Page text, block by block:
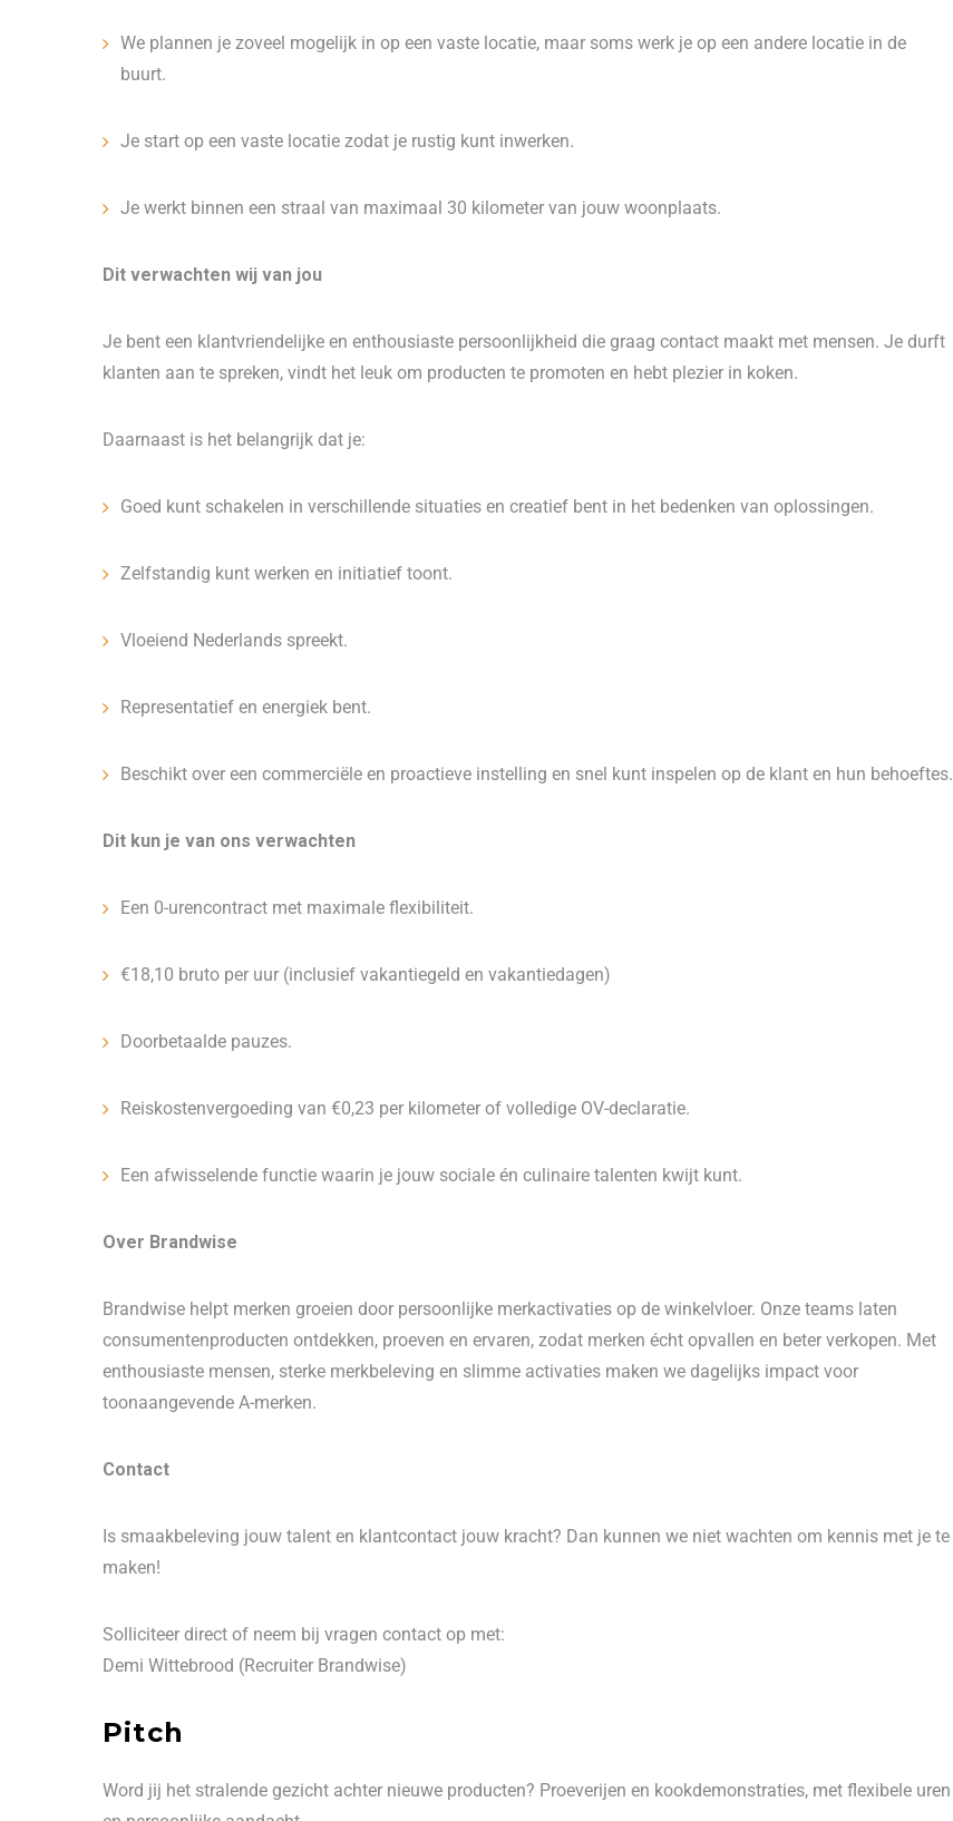
We plannen je zoveel mogelijk in op een vaste locatie, maar soms werk je op een andere locatie in de
buurt.
Je start op een vaste locatie zodat je rustig kunt inwerken.
Je werkt binnen een straal van maximaal 30 kilometer van jouw woonplaats.
Dit verwachten wij van jou
Je bent een klantvriendelijke en enthousiaste persoonlijkheid die graag contact maakt met mensen. Je durft
klanten aan te spreken, vindt het leuk om producten te promoten en hebt plezier in koken.
Daarnaast is het belangrijk dat je:
Goed kunt schakelen in verschillende situaties en creatief bent in het bedenken van oplossingen.
Zelfstandig kunt werken en initiatief toont.
Vloeiend Nederlands spreekt.
Representatief en energiek bent.
Beschikt over een commerciële en proactieve instelling en snel kunt inspelen op de klant en hun behoeftes.
Dit kun je van ons verwachten
Een 0-urencontract met maximale flexibiliteit.
€18,10 bruto per uur (inclusief vakantiegeld en vakantiedagen)
Doorbetaalde pauzes.
Reiskostenvergoeding van €0,23 per kilometer of volledige OV-declaratie.
Een afwisselende functie waarin je jouw sociale én culinaire talenten kwijt kunt.
Over Brandwise
Brandwise helpt merken groeien door persoonlijke merkactivaties op de winkelvloer. Onze teams laten
consumentenproducten ontdekken, proeven en ervaren, zodat merken écht opvallen en beter verkopen. Met
enthousiaste mensen, sterke merkbeleving en slimme activaties maken we dagelijks impact voor
toonaangevende A-merken.
Contact
Is smaakbeleving jouw talent en klantcontact jouw kracht? Dan kunnen we niet wachten om kennis met je te
maken!
Solliciteer direct of neem bij vragen contact op met:
Demi Wittebrood (Recruiter Brandwise)
Pitch
Word jij het stralende gezicht achter nieuwe producten? Proeverijen en kookdemonstraties, met flexibele uren